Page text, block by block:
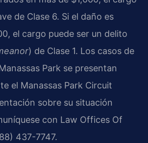
de Clase 6. Si el daño es
el cargo puede ser un delito
) de Clase 1. Los casos de
Park se presentan
el Manassas Park Circuit
sobre su situación
con Law Offices Of
437-7747.